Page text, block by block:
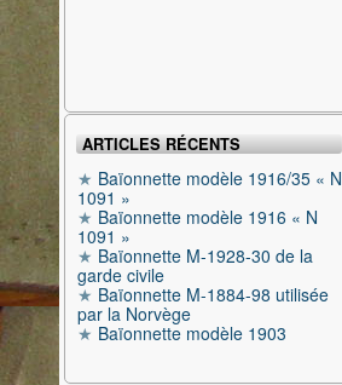
ARTICLES RÉCENTS
Baïonnette modèle 1916/35 « N
1091 »
Baïonnette modèle 1916 « N
1091 »
Baïonnette M-1928-30 de la
garde civile
Baïonnette M-1884-98 utilisée
par la Norvège
Baïonnette modèle 1903